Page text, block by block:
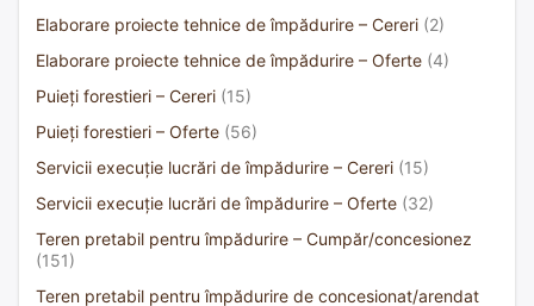
Elaborare proiecte tehnice de împădurire – Cereri (2)
Elaborare proiecte tehnice de împădurire – Oferte (4)
Puieți forestieri – Cereri (15)
Puieți forestieri – Oferte (56)
Servicii execuție lucrări de împădurire – Cereri (15)
Servicii execuție lucrări de împădurire – Oferte (32)
Teren pretabil pentru împădurire – Cumpăr/concesionez
(151)
Teren pretabil pentru împădurire de concesionat/arendat